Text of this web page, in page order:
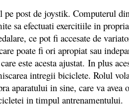
post de joystik. Computerul
sa efectuati exercitiile in
ce pot fi accesate de
poate fi ori apropiat sau
este acesta ajustat. In plus
intregii biciclete. Rolul
aparatului in sine, care va
in timpul antrenamentului.